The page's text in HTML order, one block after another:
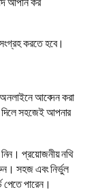
করতে হবে।
আবেদন করা
দিলে সহজেই আপনার
প্রয়োজনীয় নথি
সহজ এবং নির্ভুল
পারেন।